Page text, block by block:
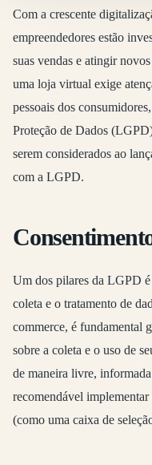
Com a crescente
empreendedores estão
suas vendas e atingir
uma loja virtual exige
pessoais dos
Proteção de Dados
serem considerados ao
com a LGPD.
Um dos pilares da LGPD
coleta e o tratamento de
commerce, é fundamental
sobre a coleta e o uso de
de maneira livre,
recomendável
(como uma caixa de